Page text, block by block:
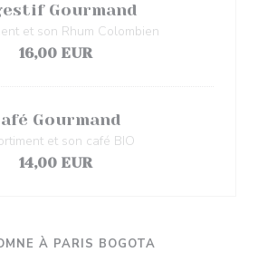
Gourmand
et son Rhum Colombien
16,00 EUR
Gourmand
et son café BIO
14,00 EUR
À PARIS BOGOTA